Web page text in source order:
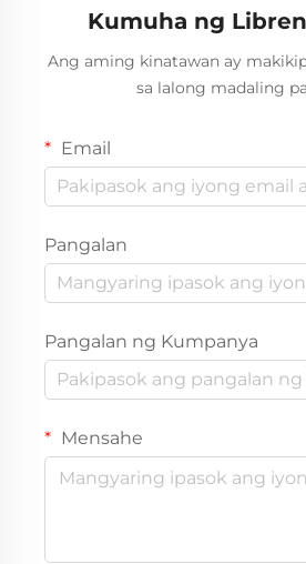
Kumuha ng
Ang aming kinatawan ay
sa lalong madaling
Email
Pangalan
Pangalan ng Kumpanya
Mensahe